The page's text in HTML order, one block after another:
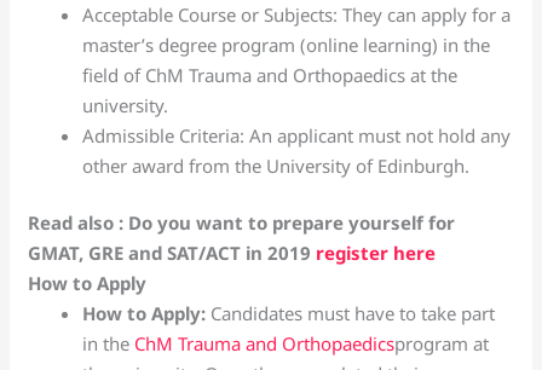
Acceptable Course or Subjects: They can apply for a
master’s degree program (online learning) in the
field of ChM Trauma and Orthopaedics at the
university.
Admissible Criteria: An applicant must not hold any
other award from the University of Edinburgh.
Read also : Do you want to prepare yourself for
GMAT, GRE and SAT/ACT in 2019 register here
How to Apply
How to Apply: Candidates must have to take part
in the ChM Trauma and Orthopaedicsprogram at